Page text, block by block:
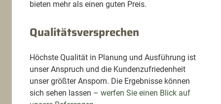
bieten mehr als einen guten Preis.
Qualitätsversprechen
Höchste Qualität in Planung und Ausführung ist
unser Anspruch und die Kundenzufriedenheit
unser größter Ansporn. Die Ergebnisse können
sich sehen lassen – werfen Sie einen Blick auf